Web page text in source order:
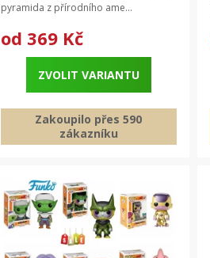
pyramida z přírodního ame...
od 369 Kč
ZVOLIT VARIANTU
Zakoupilo přes 590
zákazníku